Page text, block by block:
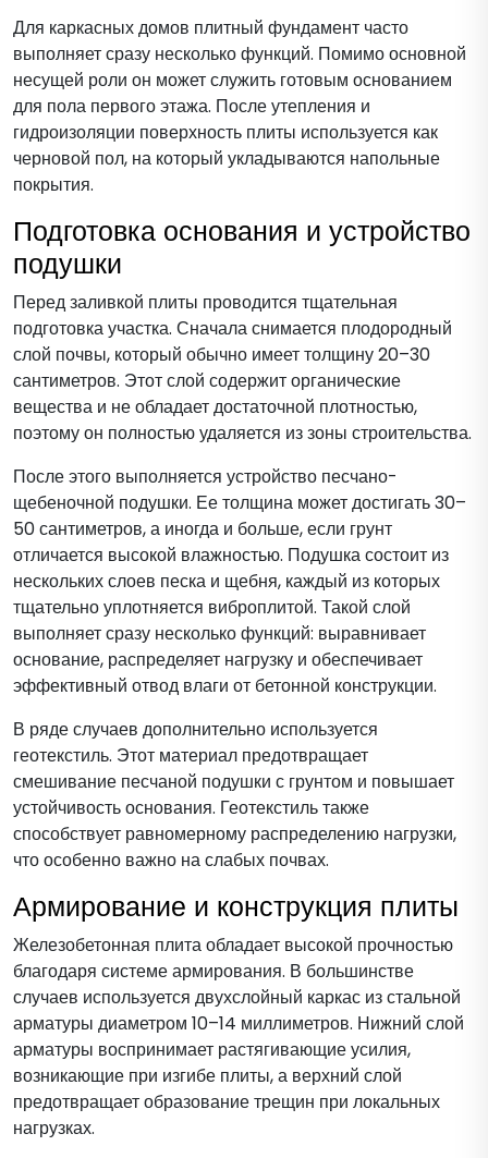
Для каркасных домов плитный фундамент часто
выполняет сразу несколько функций. Помимо основной
несущей роли он может служить готовым основанием
для пола первого этажа. После утепления и
гидроизоляции поверхность плиты используется как
черновой пол, на который укладываются напольные
покрытия.
Подготовка основания и устройство
подушки
Перед заливкой плиты проводится тщательная
подготовка участка. Сначала снимается плодородный
слой почвы, который обычно имеет толщину 20–30
сантиметров. Этот слой содержит органические
вещества и не обладает достаточной плотностью,
поэтому он полностью удаляется из зоны строительства.
После этого выполняется устройство песчано-
щебеночной подушки. Ее толщина может достигать 30–
50 сантиметров, а иногда и больше, если грунт
отличается высокой влажностью. Подушка состоит из
нескольких слоев песка и щебня, каждый из которых
тщательно уплотняется виброплитой. Такой слой
выполняет сразу несколько функций: выравнивает
основание, распределяет нагрузку и обеспечивает
эффективный отвод влаги от бетонной конструкции.
В ряде случаев дополнительно используется
геотекстиль. Этот материал предотвращает
смешивание песчаной подушки с грунтом и повышает
устойчивость основания. Геотекстиль также
способствует равномерному распределению нагрузки,
что особенно важно на слабых почвах.
Армирование и конструкция плиты
Железобетонная плита обладает высокой прочностью
благодаря системе армирования. В большинстве
случаев используется двухслойный каркас из стальной
арматуры диаметром 10–14 миллиметров. Нижний слой
арматуры воспринимает растягивающие усилия,
возникающие при изгибе плиты, а верхний слой
предотвращает образование трещин при локальных
нагрузках.